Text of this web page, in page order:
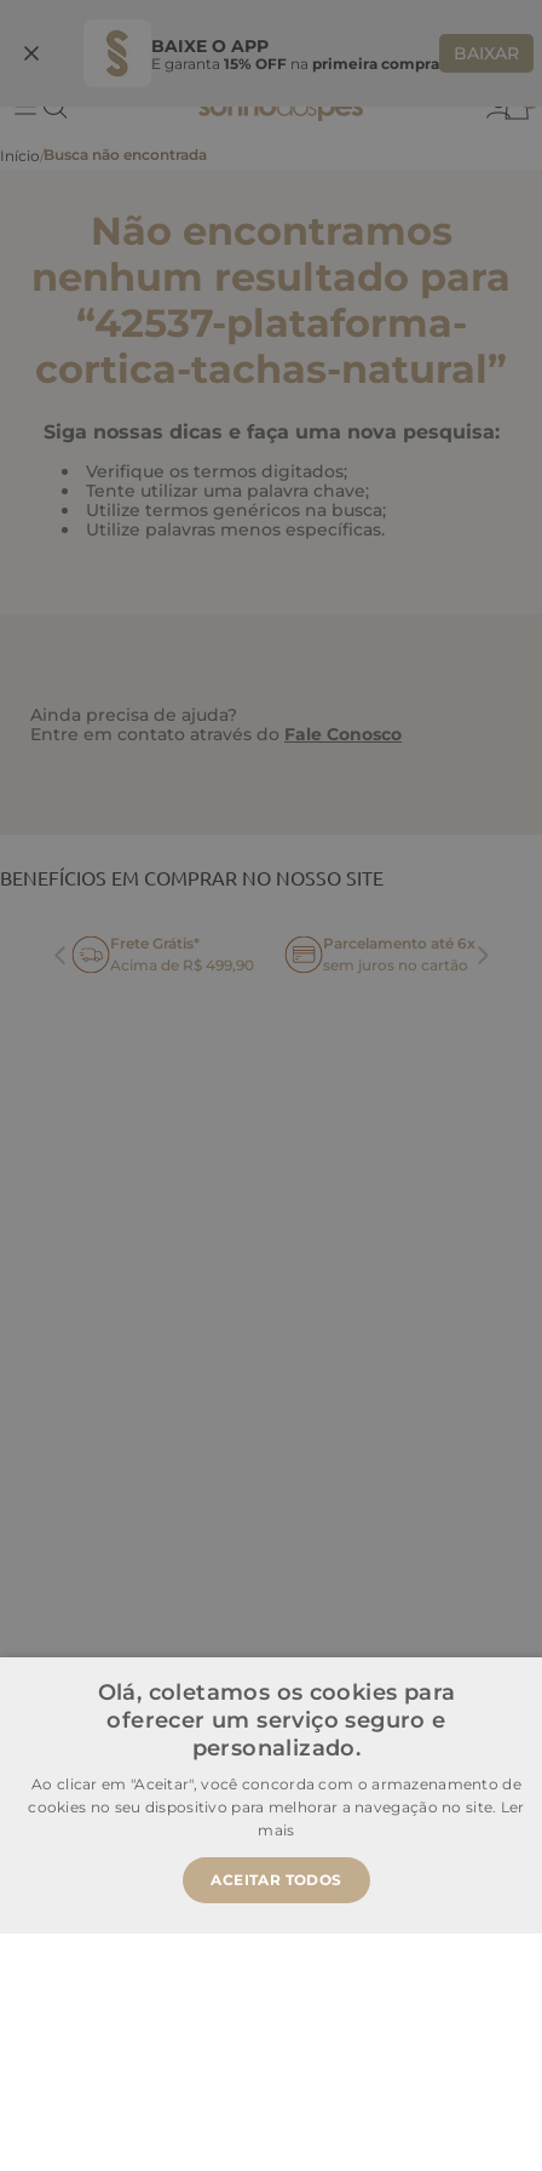
BAIXE O APP
E garanta 15% OFF na primeira compra BAIXAR
BEMVINDASONHO
Não encontramos
nenhum resultado para
“42537-plataforma-
cortica-tachas-natural”
Siga nossas dicas e faça uma nova pesquisa:
Verifique os termos digitados;
Tente utilizar uma palavra chave;
Utilize termos genéricos na busca;
Utilize palavras menos específicas.
Ainda precisa de ajuda?
Entre em contato através do Fale Conosco
BENEFÍCIOS EM COMPRAR NO NOSSO SITE
Frete Grátis*
Acima de R$ 499,90
Parcelamento até 6x
sem juros no cartão
Olá, coletamos os cookies para
oferecer um serviço seguro e
personalizado.
Ao clicar em "Aceitar", você concorda com o armazenamento de
cookies no seu dispositivo para melhorar a navegação no site. Ler
mais
ACEITAR TODOS